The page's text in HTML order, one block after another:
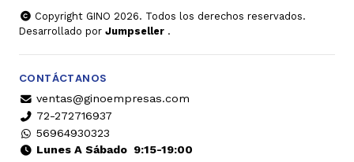
Copyright GINO 2026. Todos los derechos reservados.
Desarrollado por Jumpseller .
CONTÁCTANOS
ventas@ginoempresas.com
72-272716937
56964930323
Lunes A Sábado9:15-19:00